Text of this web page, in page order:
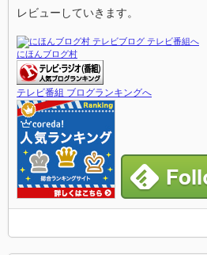
レビューしていきます。
にほんブログ村
テレビ番組 ブログランキングへ